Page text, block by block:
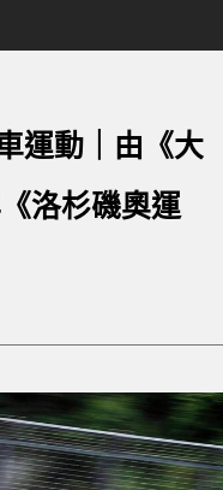
運動｜由《大
洛杉磯奧運